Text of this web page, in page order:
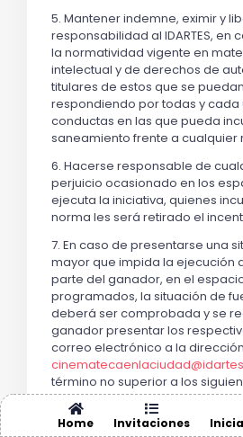
5. Mantener indemne, eximir y
responsabilidad al IDARTES, en
la normatividad vigente en
intelectual y de derechos de
titulares de estos que se
respondiendo por todas y cada
conductas en las que pueda
saneamiento frente a cualquier
6. Hacerse responsable de
perjuicio ocasionado en los
ejecuta la iniciativa, quienes
norma les será retirado el
7. En caso de presentarse una
mayor que impida la ejecución
parte del ganador, en el
programados, la situación de
deberá ser comprobada y se
ganador presentar los
correo electrónico a la
término no superior a los
de presentarse la eventualidad.
Nota: Se entiende por fuerza
Home Invitaciones